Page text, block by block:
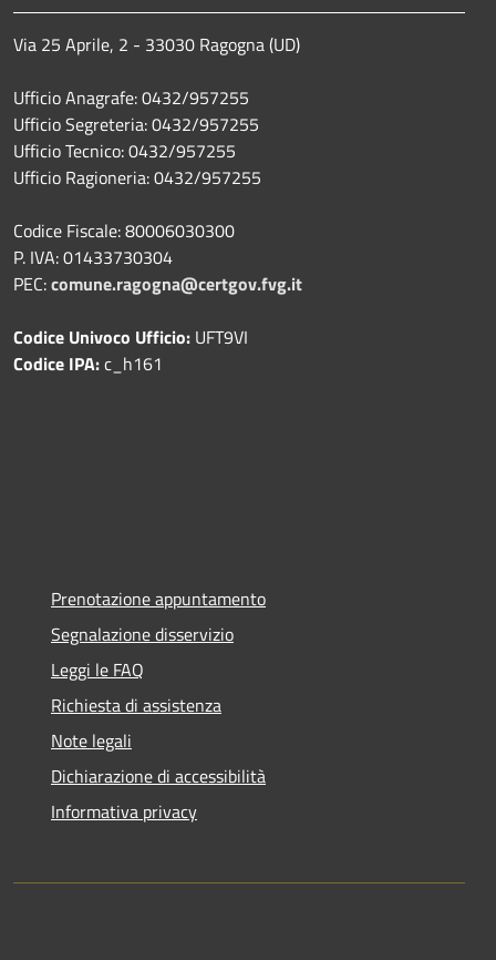
Via 25 Aprile, 2 - 33030 Ragogna (UD)
Ufficio Anagrafe: 0432/957255
Ufficio Segreteria: 0432/957255
Ufficio Tecnico: 0432/957255
Ufficio Ragioneria: 0432/957255
Codice Fiscale: 80006030300
P. IVA: 01433730304
PEC:comune.ragogna@certgov.fvg.it
Codice Univoco Ufficio: UFT9VI
Codice IPA:c_h161
Prenotazione appuntamento
Segnalazione disservizio
Leggi le FAQ
Richiesta di assistenza
Note legali
Dichiarazione di accessibilità
Informativa privacy